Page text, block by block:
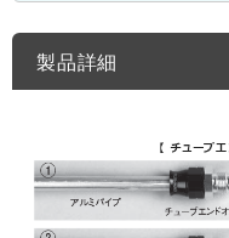
製品詳細